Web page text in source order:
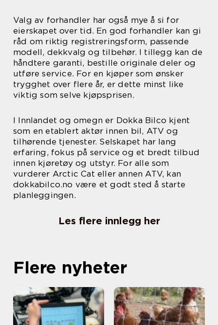
Valg av forhandler har også mye å si for
eierskapet over tid. En god forhandler kan gi
råd om riktig registreringsform, passende
modell, dekkvalg og tilbehør. I tillegg kan de
håndtere garanti, bestille originale deler og
utføre service. For en kjøper som ønsker
trygghet over flere år, er dette minst like
viktig som selve kjøpsprisen.
I Innlandet og omegn er Dokka Bilco kjent
som en etablert aktør innen bil, ATV og
tilhørende tjenester. Selskapet har lang
erfaring, fokus på service og et bredt tilbud
innen kjøretøy og utstyr. For alle som
vurderer Arctic Cat eller annen ATV, kan
dokkabilco.no være et godt sted å starte
planleggingen.
Les flere innlegg her
Flere nyheter